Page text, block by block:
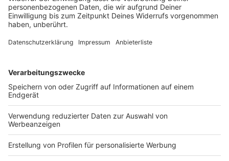
Zwei Fahrer aus Tschechien sind in Ostbayern mit
ihren Fahrzeugen frontal zusammengestoßen. Ein
DEINE GEMERKTEN ARTIKEL
Du hast dir noch keine Artikel gemerkt
Markiere sie hierfür mit einem